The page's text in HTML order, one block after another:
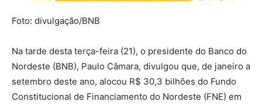
Foto: divulgação/BNB
Na tarde desta terça-feira (21), o presidente do Banco do
Nordeste (BNB), Paulo Câmara, divulgou que, de janeiro a
setembro deste ano, alocou R$ 30,3 bilhões do Fundo
Constitucional de Financiamento do Nordeste (FNE) em